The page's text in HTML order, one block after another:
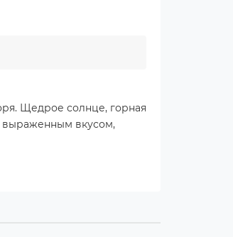
Щедрое солнце, горная
выраженным вкусом,